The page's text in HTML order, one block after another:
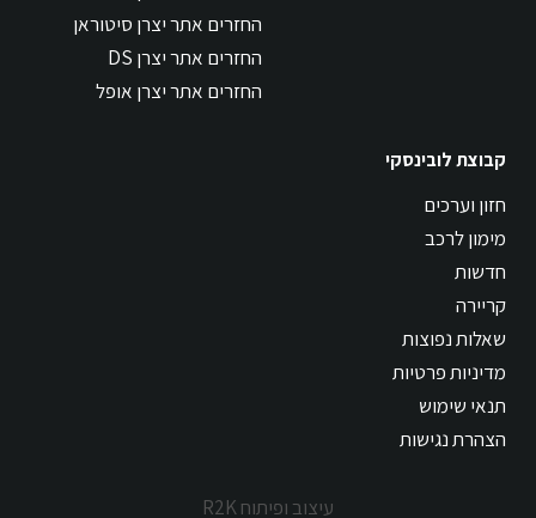
החזרים אתר יצרן סיטוראן
החזרים אתר יצרן DS
החזרים אתר יצרן אופל
קבוצת לובינסקי
חזון וערכים
מימון לרכב
חדשות
קריירה
שאלות נפוצות
מדיניות פרטיות
תנאי שימוש
הצהרת נגישות
עיצוב ופיתוח R2K